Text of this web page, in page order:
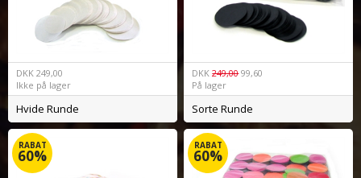
DKK 249,00
Ikke på lager
Hvide Runde
DKK 249,00 99,60
På lager
Sorte Runde
RABAT
60%
RABAT
60%